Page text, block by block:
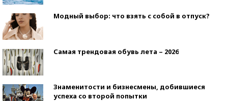
Модный выбор: что взять с собой в отпуск?
Самая трендовая обувь лета – 2026
Знаменитости и бизнесмены, добившиеся
успеха со второй попытки